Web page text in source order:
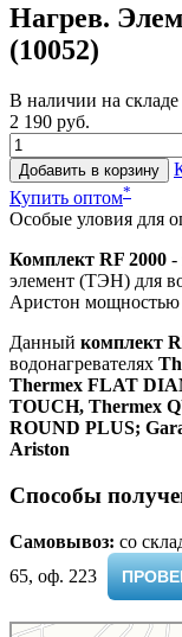
Нагрев.
(10052)
В наличии на складе
2 190 руб.
Добавить в корзину
Купить оптом*
Особые уловия для
Комплект RF 2000 -
элемент (ТЭН) для
Аристон мощностью
Данный комплект
водонагревателях
Thermex FLAT
TOUCH, Thermex
ROUND PLUS;
Ariston
Способы
Самовывоз: cо
65, оф. 223 ​